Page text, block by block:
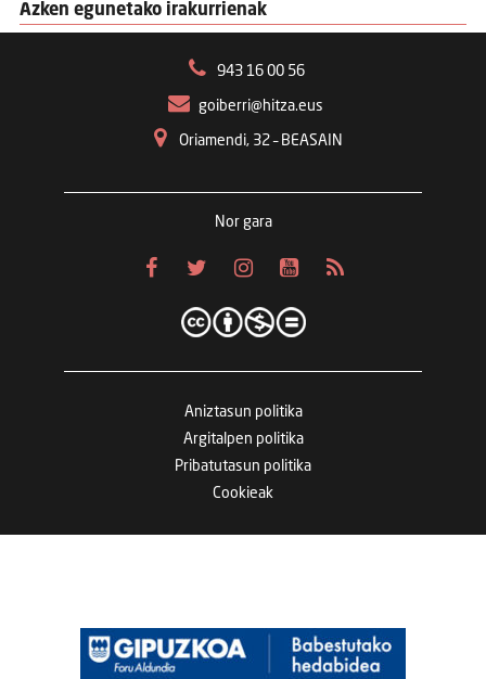
Azken egunetako irakurrienak
943 16 00 56
goiberri@hitza.eus
Oriamendi, 32 – BEASAIN
Nor gara
Aniztasun politika
Argitalpen politika
Pribatutasun politika
Cookieak